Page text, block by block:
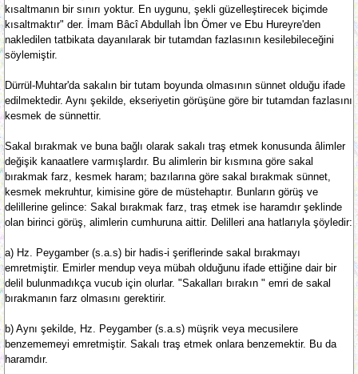
kısaltmanın bir sınırı yoktur. En uygunu, şekli güzelleştirecek biçimde
kısaltmaktır" der. İmam Bâcî Abdullah İbn Ömer ve Ebu Hureyre'den
nakledilen tatbikata dayanılarak bir tutamdan fazlasının kesilebileceğini
söylemiştir.
Dürrül-Muhtar'da sakalın bir tutam boyunda olmasının sünnet olduğu ifade
edilmektedir. Aynı şekilde, ekseriyetin görüşüne göre bir tutamdan fazlasını
kesmek de sünnettir.
Sakal bırakmak ve buna bağlı olarak sakalı traş etmek konusunda âlimler
değişik kanaatlere varmışlardır. Bu alimlerin bir kısmına göre sakal
bırakmak farz, kesmek haram; bazılarına göre sakal bırakmak sünnet,
kesmek mekruhtur, kimisine göre de müstehaptır. Bunların görüş ve
delillerine gelince: Sakal bırakmak farz, traş etmek ise haramdır şeklinde
olan birinci görüş, alimlerin cumhuruna aittir. Delilleri ana hatlarıyla şöyledir:
a) Hz. Peygamber (s.a.s) bir hadis-i şeriflerinde sakal bırakmayı
emretmiştir. Emirler mendup veya mübah olduğunu ifade ettiğine dair bir
delil bulunmadıkça vucub için olurlar. "Sakalları bırakın " emri de sakal
bırakmanın farz olmasını gerektirir.
b) Aynı şekilde, Hz. Peygamber (s.a.s) müşrik veya mecusilere
benzememeyi emretmiştir. Sakalı traş etmek onlara benzemektir. Bu da
haramdır.